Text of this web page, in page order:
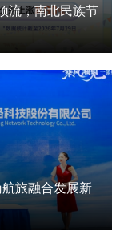
流，南北民族节
旅融合发展新